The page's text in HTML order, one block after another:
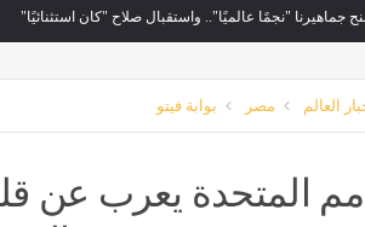
جماهيرنا "نجمًا عالميًا".. واستقبال صلاح "كان استثنائيًا"
تكشف حقيقة اتهام فتاة لـ«سائق أوبر» بالتحرش
العالم مصر بوابة فيتو
المتحدة يعرب عن